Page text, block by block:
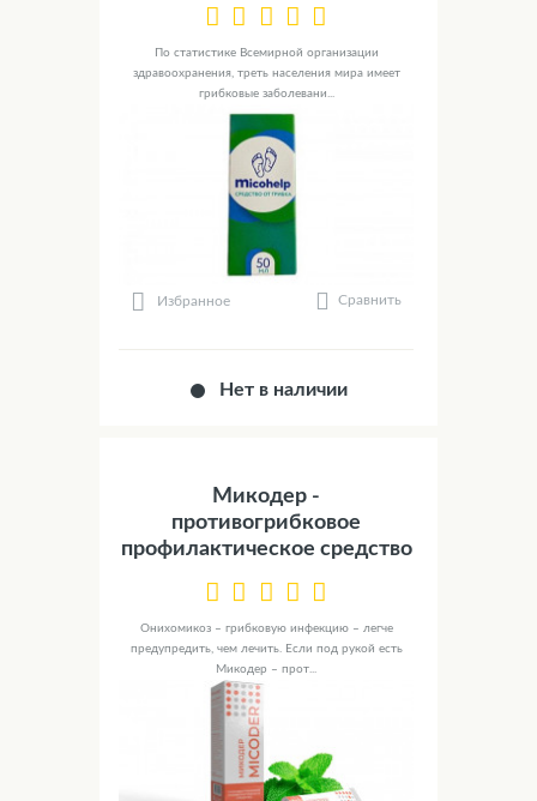
По статистике Всемирной организации
здравоохранения, треть населения мира имеет
грибковые заболевани...
Избранное Сравнить
Нет в наличии
Микодер -
противогрибковое
профилактическое средство
Онихомикоз – грибковую инфекцию – легче
предупредить, чем лечить. Если под рукой есть
Микодер – прот...